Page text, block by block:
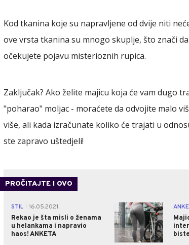
Kod tkanina koje su napravljene od dvije niti
ove vrsta tkanina su mnogo skuplje, što znači
očekujete pojavu misterioznih rupica.
Zaključak? Ako želite majicu koja će vam dugo
"poharao" moljac - moraćete da odvojite malo
više, ali kada izračunate koliko će trajati u
ste zapravo uštedjeli!
PROČITAJTE I OVO
STIL
16.05.2021.
Rekao je šta misli o ženama
u helankama i napravio
haos! ANKETA
0